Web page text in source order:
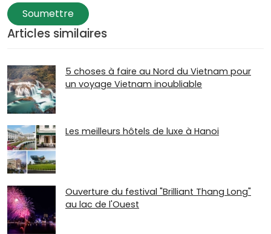
Soumettre
Articles similaires
5 choses à faire au Nord du Vietnam pour
un voyage Vietnam inoubliable
Les meilleurs hôtels de luxe à Hanoi
Ouverture du festival "Brilliant Thang Long"
au lac de l'Ouest